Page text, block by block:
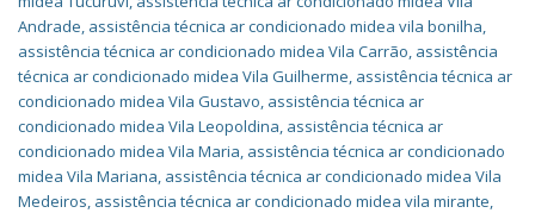
Andrade, assistência técnica ar condicionado midea vila bonilha,
assistência técnica ar condicionado midea Vila Carrão, assistência
técnica ar condicionado midea Vila Guilherme, assistência técnica ar
condicionado midea Vila Gustavo, assistência técnica ar
condicionado midea Vila Leopoldina, assistência técnica ar
condicionado midea Vila Maria, assistência técnica ar condicionado
midea Vila Mariana, assistência técnica ar condicionado midea Vila
Medeiros, assistência técnica ar condicionado midea vila mirante,